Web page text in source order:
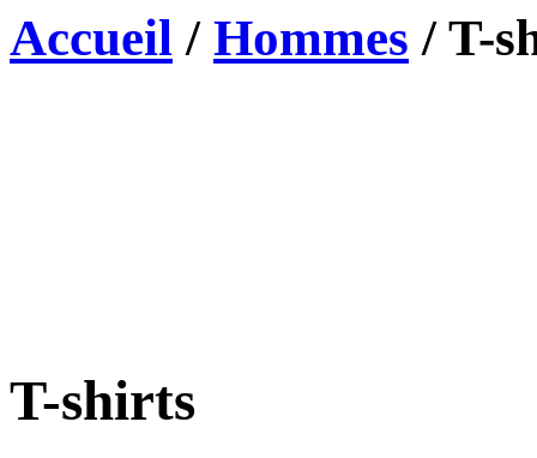
Accueil / Hommes / T-
T-shirts